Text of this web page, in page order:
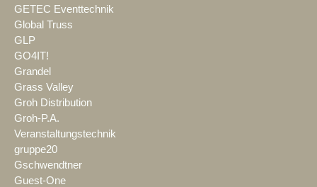
GETEC Eventtechnik
Global Truss
GLP
GO4IT!
Grandel
Grass Valley
Groh Distribution
Groh-P.A.
Veranstaltungstechnik
gruppe20
Gschwendtner
Guest-One